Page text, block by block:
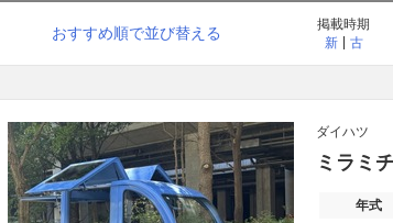
おすすめ順で並び替える
掲載時期
新
古
ダイハツ
ミラミ
年式